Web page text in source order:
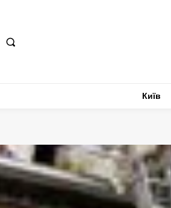
Київ